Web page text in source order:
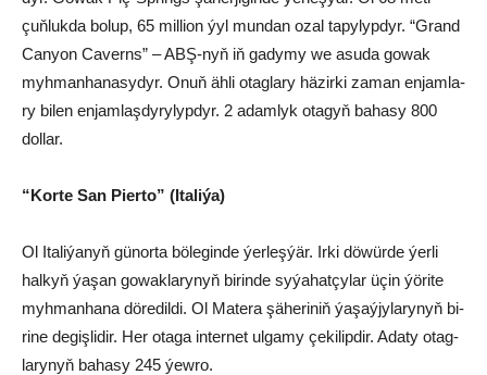
çuň­luk­da bo­lup, 65 mil­li­on ýyl mun­dan ozal ta­py­lyp­dyr. “Grand
Canyon Caverns” – ABŞ-nyň iň ga­dy­my we asu­da go­wak
myh­man­ha­na­sy­dyr. Onuň äh­li otag­la­ry hä­zir­ki za­man en­jam­la­
ry bi­len en­jam­laş­dy­ry­lyp­dyr. 2 adam­lyk ota­gyň ba­ha­sy 800
dol­lar.
“Kor­te San Pi­er­to” (Ita­li­ýa)
Ol Ita­li­ýa­nyň gü­nor­ta bö­le­gin­de ýer­leş­ýär. Ir­ki dö­wür­de ýer­li
hal­kyň ýa­şan go­wak­la­ry­nyň bi­rin­de sy­ýa­hat­çy­lar üçin ýö­ri­te
myh­man­ha­na dö­re­dil­di. Ol Ma­te­ra şä­he­ri­niň ýa­şaý­jy­la­ry­nyň bi­
ri­ne de­giş­li­dir. Her ota­ga in­ter­net ul­ga­my çe­ki­lip­dir. Ada­ty otag­
la­ry­nyň ba­ha­sy 245 ýew­ro.